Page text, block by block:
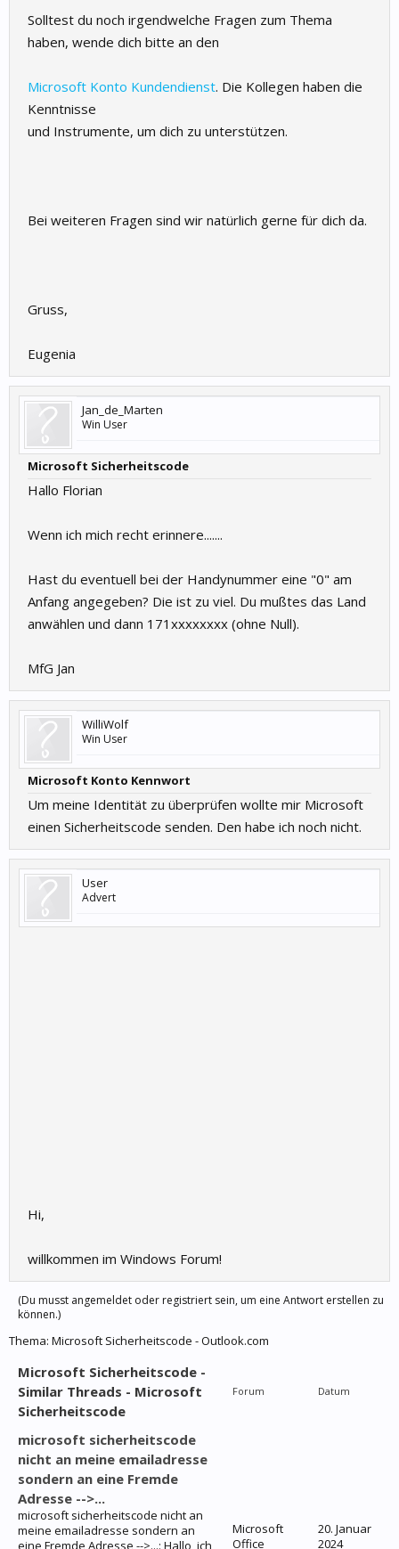
Solltest du noch irgendwelche Fragen zum Thema
haben, wende dich bitte an den
Microsoft Konto Kundendienst. Die Kollegen haben die
Kenntnisse
und Instrumente, um dich zu unterstützen.
Bei weiteren Fragen sind wir natürlich gerne für dich da.
Gruss,
Eugenia
Jan_de_Marten
Win User
Microsoft Sicherheitscode
Hallo Florian
Wenn ich mich recht erinnere.......
Hast du eventuell bei der Handynummer eine "0" am
Anfang angegeben? Die ist zu viel. Du mußtes das Land
anwählen und dann 171xxxxxxxx (ohne Null).
MfG Jan
WilliWolf
Win User
Microsoft Konto Kennwort
Um meine Identität zu überprüfen wollte mir Microsoft
einen Sicherheitscode senden. Den habe ich noch nicht.
User
Advert
Hi,
willkommen im Windows Forum!
(Du musst angemeldet oder registriert sein, um eine Antwort erstellen zu
können.)
Thema: Microsoft Sicherheitscode - Outlook.com
Microsoft Sicherheitscode -
Similar Threads - Microsoft
Sicherheitscode
Forum Datum
microsoft sicherheitscode
nicht an meine emailadresse
sondern an eine Fremde
Adresse -->...
microsoft sicherheitscode nicht an
meine emailadresse sondern an
eine Fremde Adresse -->...: Hallo, ich
Microsoft
Office
20. Januar
2024